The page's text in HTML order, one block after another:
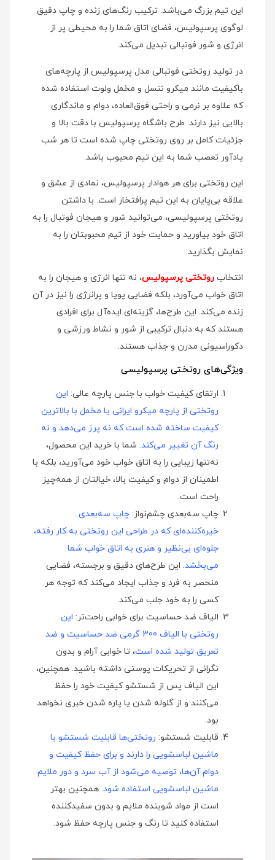
این تیم بزرگ می‌باشد. ترکیب رنگ‌های زنده و چاپ دقیق
لوگوی پرسپولیس، فضای اتاق شما را به محیطی پر از
انرژی و شور فوتبالی تبدیل می‌کند.
در تولید روتختی فوتبالی مدل پرسپولیس از پارچه‌های
باکیفیت مانند میکرو تنسل و مخمل ولوت استفاده شده
که علاوه بر نرمی و راحتی فوق‌العاده، دوام و ماندگاری
بالایی نیز دارند. طرح باشگاه پرسپولیس با دقت بالا و
جزئیات کامل بر روی روتختی چاپ شده است تا هر شب
یادآور تعصب شما به این تیم محبوب باشد.
این روتختی برای هر هوادار پرسپولیس، نمادی از عشق و
علاقه بی‌پایان به این تیم پرافتخار است. با داشتن
روتختی پرسپولیسی، می‌توانید شور و هیجان فوتبال را به
اتاق خود بیاورید و حمایت خود از تیم محبوبتان را به
نمایش بگذارید.
انتخاب روتختی پرسپولیس، نه تنها انرژی و هیجان را به
اتاق خواب می‌آورد، بلکه فضایی پویا و پرانرژی را نیز در آن
زنده می‌کند. این طرح‌ها، گزینه‌ای ایده‌آل برای افرادی
هستند که به دنبال ترکیبی از شور و نشاط ورزشی و
دکوراسیونی مدرن و جذاب هستند.
ویژگی‌های روتختی پرسپولیسی
ارتقای کیفیت خواب با جنس پارچه عالی: این
روتختی از پارچه میکرو ایرانی یا مخمل با بالاترین
کیفیت ساخته شده است که نه پرز می‌دهد و نه
رنگ آن تغییر می‌کند. شما با خرید این محصول،
نه‌تنها زیبایی را به اتاق خواب خود می‌آورید، بلکه با
اطمینان از دوام و کیفیت بالا، خیالتان از همه‌چیز
راحت است.
چاپ سه‌بعدی چشم‌نواز: چاپ سه‌بعدی
خیره‌کننده‌ای که در طراحی این روتختی به کار رفته،
جلوه‌ای بی‌نظیر و هنری به اتاق خواب شما
می‌بخشد. این طرح‌های دقیق و برجسته، فضایی
منحصر به فرد و جذاب ایجاد می‌کند که توجه هر
کسی را به خود جلب می‌کند.
الیاف ضد حساسیت برای خوابی راحت‌تر: این
روتختی با الیاف 300 گرمی ضد حساسیت و ضد
تعریق تولید شده است، تا خوابی آرام و بدون
نگرانی از تحریکات پوستی داشته باشید. همچنین،
این الیاف پس از شستشو کیفیت خود را حفظ
می‌کنند و از گلوله شدن یا پاره شدن خبری نخواهد
بود.
قابلیت شستشو: روتختی‌ها قابلیت شستشو با
ماشین لباسشویی را دارند و برای حفظ کیفیت و
دوام آن‌ها، توصیه می‌شود از آب سرد و دور ملایم
ماشین لباسشویی استفاده شود. همچنین بهتر
است از مواد شوینده ملایم و بدون سفیدکننده
استفاده کنید تا رنگ و جنس پارچه حفظ شود.